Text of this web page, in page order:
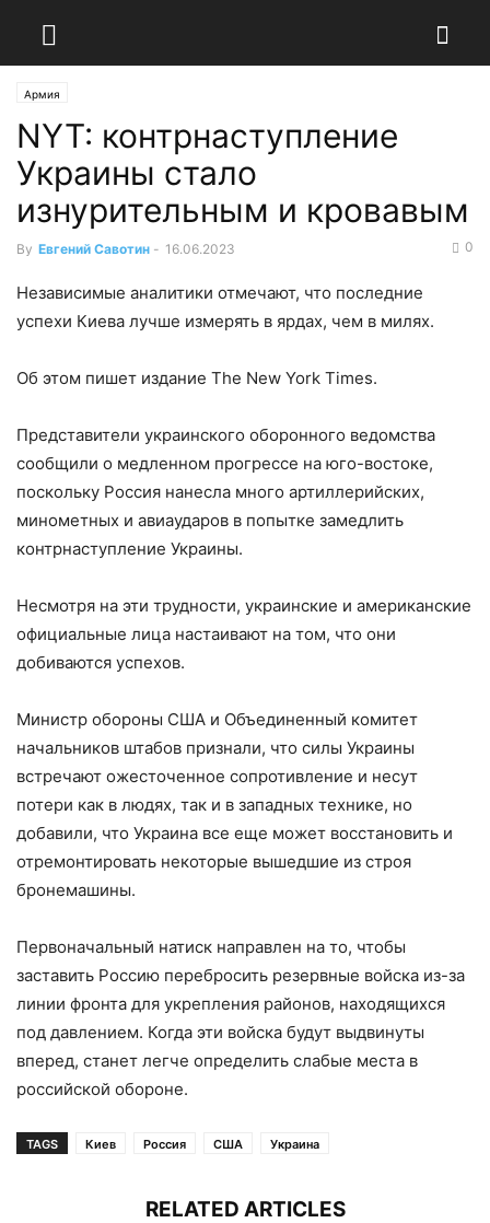
Армия
NYT: контрнаступление
Украины стало
изнурительным и кровавым
By Евгений Савотин - 16.06.2023 0
Независимые аналитики отмечают, что последние
успехи Киева лучше измерять в ярдах, чем в милях.
Об этом пишет издание The New York Times.
Представители украинского оборонного ведомства
сообщили о медленном прогрессе на юго-востоке,
поскольку Россия нанесла много артиллерийских,
минометных и авиаударов в попытке замедлить
контрнаступление Украины.
Несмотря на эти трудности, украинские и американские
официальные лица настаивают на том, что они
добиваются успехов.
Министр обороны США и Объединенный комитет
начальников штабов признали, что силы Украины
встречают ожесточенное сопротивление и несут
потери как в людях, так и в западных технике, но
добавили, что Украина все еще может восстановить и
отремонтировать некоторые вышедшие из строя
бронемашины.
Первоначальный натиск направлен на то, чтобы
заставить Россию перебросить резервные войска из-за
линии фронта для укрепления районов, находящихся
под давлением. Когда эти войска будут выдвинуты
вперед, станет легче определить слабые места в
российской обороне.
TAGS Киев Россия США Украина
RELATED ARTICLES